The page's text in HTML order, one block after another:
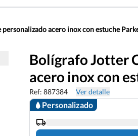
acero inox con estuche
Bolígrafo Jotter
acero inox con
Ref: 887384 Ver detalle
Personalizado